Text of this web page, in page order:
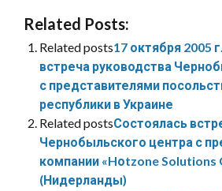
Related Posts:
Related posts17 октября 2005
встреча руководства
с представителями
республики в Украине
Related postsСостоялась
Чернобыльского центра с
компании «Hоtzone Solutions
(Нидерланды)